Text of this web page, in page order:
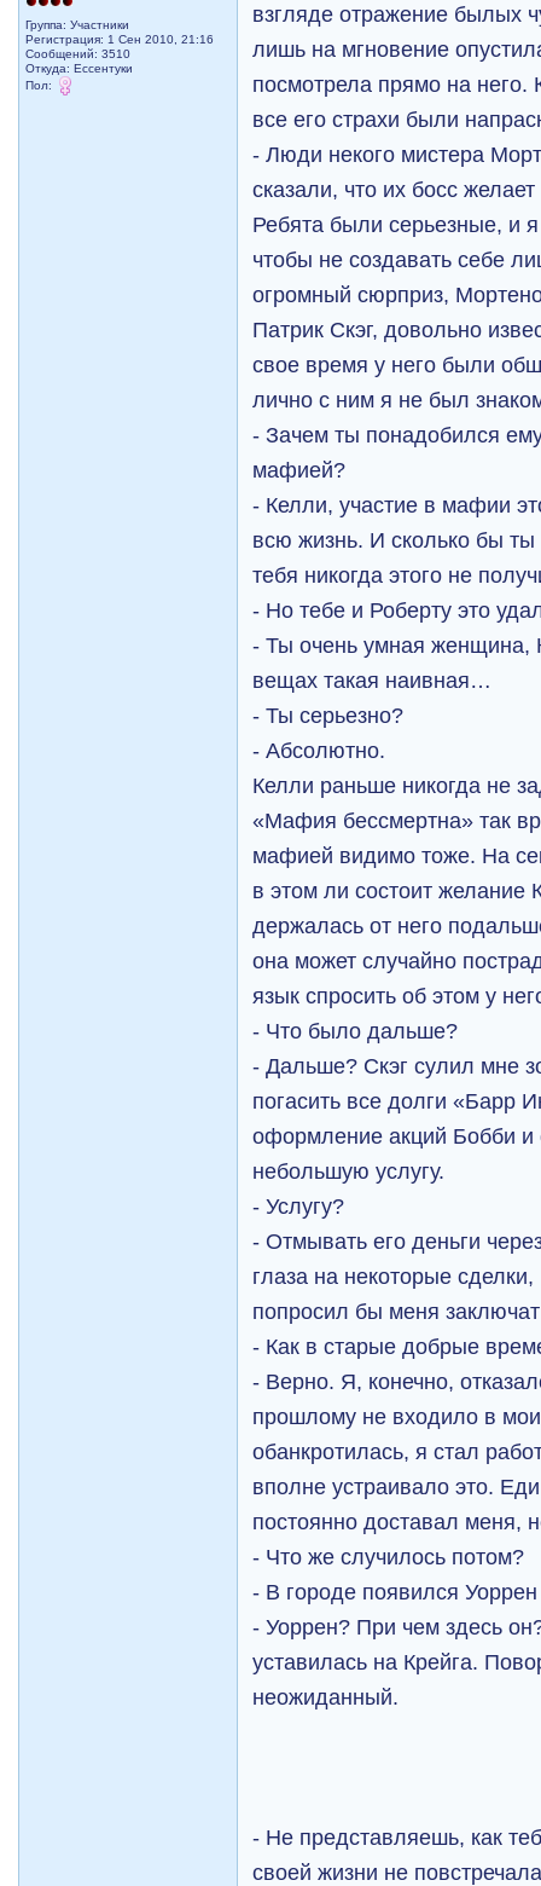
Группа: Участники
Регистрация: 1 Сен 2010, 21:16
Сообщений: 3510
Откуда: Ессентуки
Пол:
взгляде отражение былых
лишь на мгновение
посмотрела прямо на него.
все его страхи были
- Люди некого мистера
сказали, что их босс
Ребята были серьезные, и
чтобы не создавать себе
огромный сюрприз,
Патрик Скэг, довольно
свое время у него были
лично с ним я не был
- Зачем ты понадобился
мафией?
- Келли, участие в мафии
всю жизнь. И сколько бы
тебя никогда этого не
- Но тебе и Роберту это
- Ты очень умная женщина,
вещах такая наивная…
- Ты серьезно?
- Абсолютно.
Келли раньше никогда не
«Мафия бессмертна» так
мафией видимо тоже. На
в этом ли состоит желание
держалась от него
она может случайно
язык спросить об этом у
- Что было дальше?
- Дальше? Скэг сулил мне
погасить все долги «Барр
оформление акций Бобби
небольшую услугу.
- Услугу?
- Отмывать его деньги
глаза на некоторые
попросил бы меня
- Как в старые добрые
- Верно. Я, конечно,
прошлому не входило в
обанкротилась, я стал
вполне устраивало это.
постоянно доставал меня,
- Что же случилось потом?
- В городе появился
- Уоррен? При чем здесь
уставилась на Крейга.
неожиданный.
- Не представляешь, как
своей жизни не